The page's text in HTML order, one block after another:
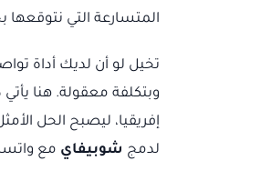
المتسارعة التي نتوقعها
تخيل لو أن لديك أداة
وبتكلفة معقولة. هنا يأتي
إفريقيا، ليصبح الحل
لدمج شوبيفاي مع